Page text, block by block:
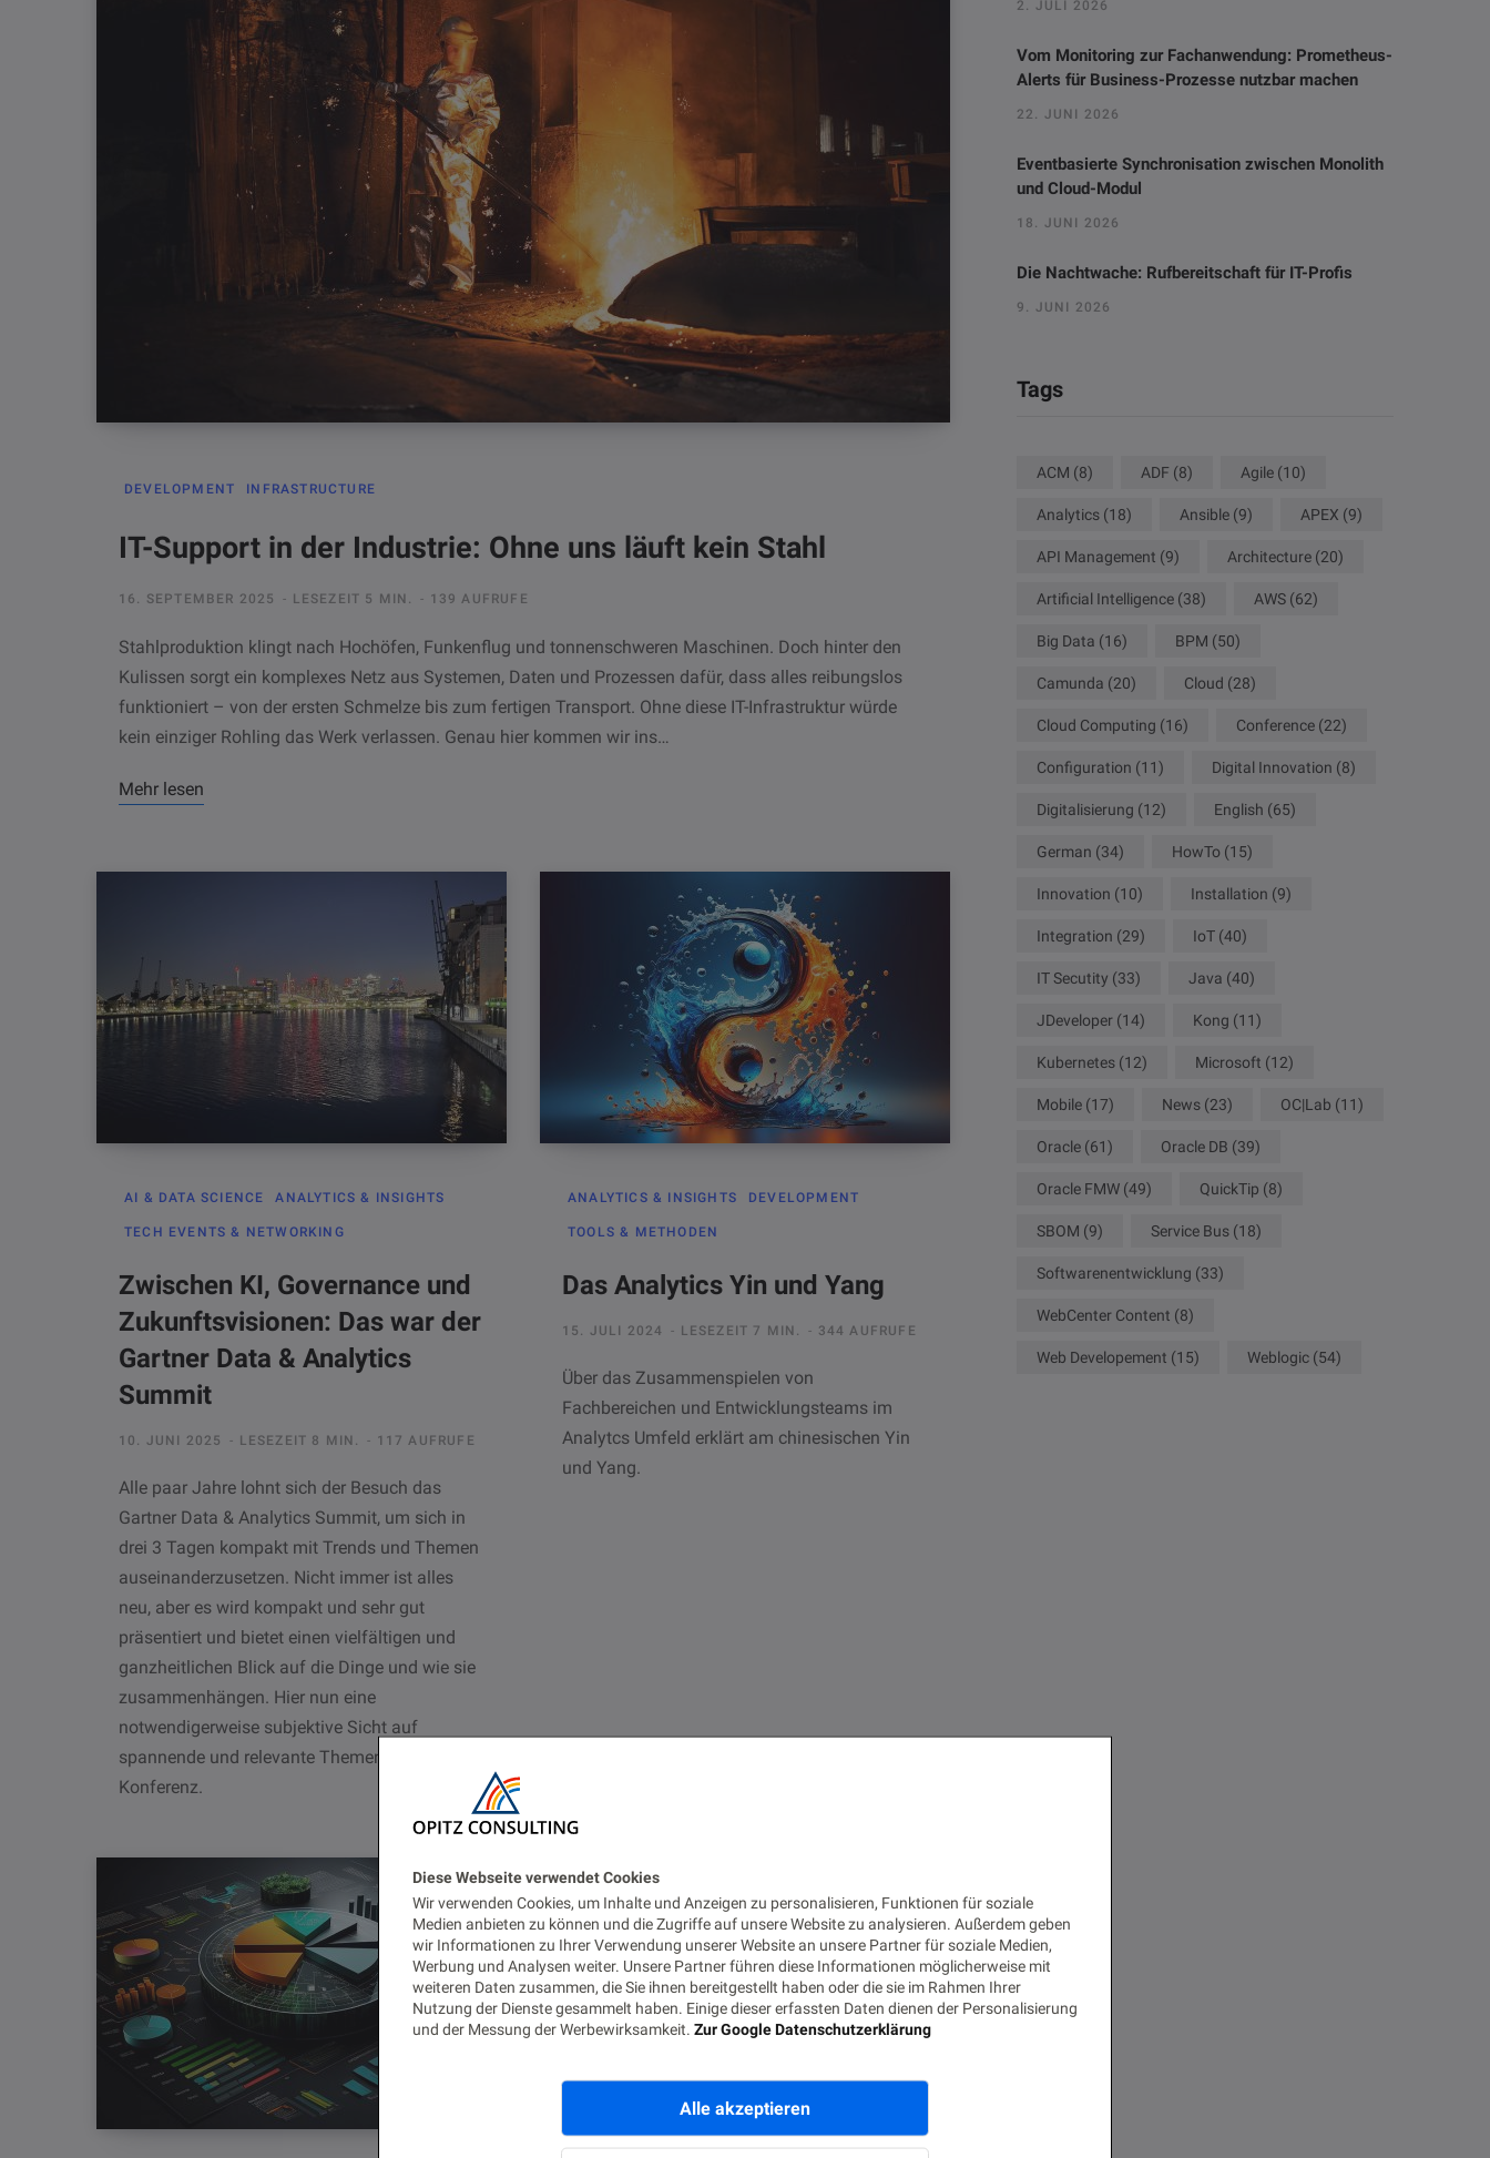
Diese Webseite verwendet Cookies
Wir verwenden Cookies, um Inhalte und Anzeigen zu personalisieren, Funktionen für soziale
Medien anbieten zu können und die Zugriffe auf unsere Website zu analysieren. Außerdem geben
wir Informationen zu Ihrer Verwendung unserer Website an unsere Partner für soziale Medien,
Werbung und Analysen weiter. Unsere Partner führen diese Informationen möglicherweise mit
weiteren Daten zusammen, die Sie ihnen bereitgestellt haben oder die sie im Rahmen Ihrer
Nutzung der Dienste gesammelt haben. Einige dieser erfassten Daten dienen der Personalisierung
und der Messung der Werbewirksamkeit. Zur Google Datenschutzerklärung
Alle akzeptieren
DEVELOPMENT INFRASTRUCTURE
IT-Support in der Industrie: Ohne uns läuft kein Stahl
16. SEPTEMBER 2025 LESEZEIT 5 MIN. 139 AUFRUFE
Stahlproduktion klingt nach Hochöfen, Funkenflug und tonnenschweren Maschinen. Doch hinter den
Kulissen sorgt ein komplexes Netz aus Systemen, Daten und Prozessen dafür, dass alles reibungslos
funktioniert – von der ersten Schmelze bis zum fertigen Transport. Ohne diese IT-Infrastruktur würde
kein einziger Rohling das Werk verlassen. Genau hier kommen wir ins…
Mehr lesen
AI & DATA SCIENCE ANALYTICS & INSIGHTS
TECH EVENTS & NETWORKING
Zwischen KI, Governance und
Zukunftsvisionen: Das war der
Gartner Data & Analytics
Summit
10. JUNI 2025 LESEZEIT 8 MIN. 117 AUFRUFE
Alle paar Jahre lohnt sich der Besuch das
Gartner Data & Analytics Summit, um sich in
drei 3 Tagen kompakt mit Trends und Themen
auseinanderzusetzen. Nicht immer ist alles
neu, aber es wird kompakt und sehr gut
präsentiert und bietet einen vielfältigen und
ganzheitlichen Blick auf die Dinge und wie sie
zusammenhängen. Hier nun eine
notwendigerweise subjektive Sicht auf
spannende und relevante Themen der
Konferenz.
ANALYTICS & INSIGHTS DEVELOPMENT
TOOLS & METHODEN
Das Analytics Yin und Yang
15. JULI 2024 LESEZEIT 7 MIN. 344 AUFRUFE
Über das Zusammenspielen von
Fachbereichen und Entwicklungsteams im
Analytcs Umfeld erklärt am chinesischen Yin
und Yang.
2. JULI 2026
Vom Monitoring zur Fachanwendung: Prometheus-
Alerts für Business-Prozesse nutzbar machen
22. JUNI 2026
Eventbasierte Synchronisation zwischen Monolith
und Cloud-Modul
18. JUNI 2026
Die Nachtwache: Rufbereitschaft für IT-Profis
9. JUNI 2026
Tags
ACM (8) ADF (8) Agile (10)
Analytics (18) Ansible (9) APEX (9)
API Management (9) Architecture (20)
Artificial Intelligence (38) AWS (62)
Big Data (16) BPM (50)
Camunda (20) Cloud (28)
Cloud Computing (16) Conference (22)
Configuration (11) Digital Innovation (8)
Digitalisierung (12) English (65)
German (34) HowTo (15)
Innovation (10) Installation (9)
Integration (29) IoT (40)
IT Secutity (33) Java (40)
JDeveloper (14) Kong (11)
Kubernetes (12) Microsoft (12)
Mobile (17) News (23) OC|Lab (11)
Oracle (61) Oracle DB (39)
Oracle FMW (49) QuickTip (8)
SBOM (9) Service Bus (18)
Softwarenentwicklung (33)
WebCenter Content (8)
Web Developement (15) Weblogic (54)